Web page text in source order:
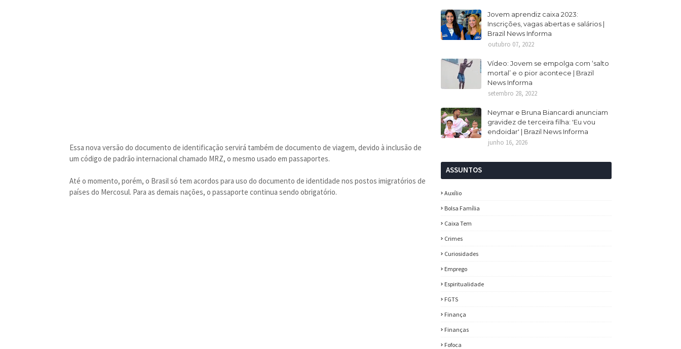
Essa nova versão do documento de identificação servirá também de documento de viagem, devido à inclusão de
um código de padrão internacional chamado MRZ, o mesmo usado em passaportes.
Até o momento, porém, o Brasil só tem acordos para uso do documento de identidade nos postos imigratórios de
países do Mercosul. Para as demais nações, o passaporte continua sendo obrigatório.
Jovem aprendiz caixa 2023:
Inscrições, vagas abertas e salários |
Brazil News Informa
outubro 07, 2022
Vídeo: Jovem se empolga com ‘salto
mortal’ e o pior acontece | Brazil
News Informa
setembro 28, 2022
Neymar e Bruna Biancardi anunciam
gravidez de terceira filha: 'Eu vou
endoidar' | Brazil News Informa
junho 16, 2026
ASSUNTOS
Auxílio
Bolsa Família
Caixa Tem
Crimes
Curiosidades
Emprego
Espiritualidade
FGTS
Finança
Finanças
Fofoca